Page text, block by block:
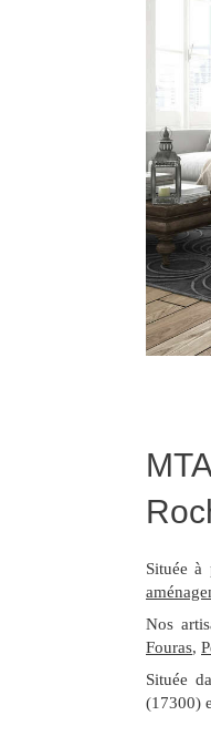
Située
Nos
Fouras,
Située
(17300)